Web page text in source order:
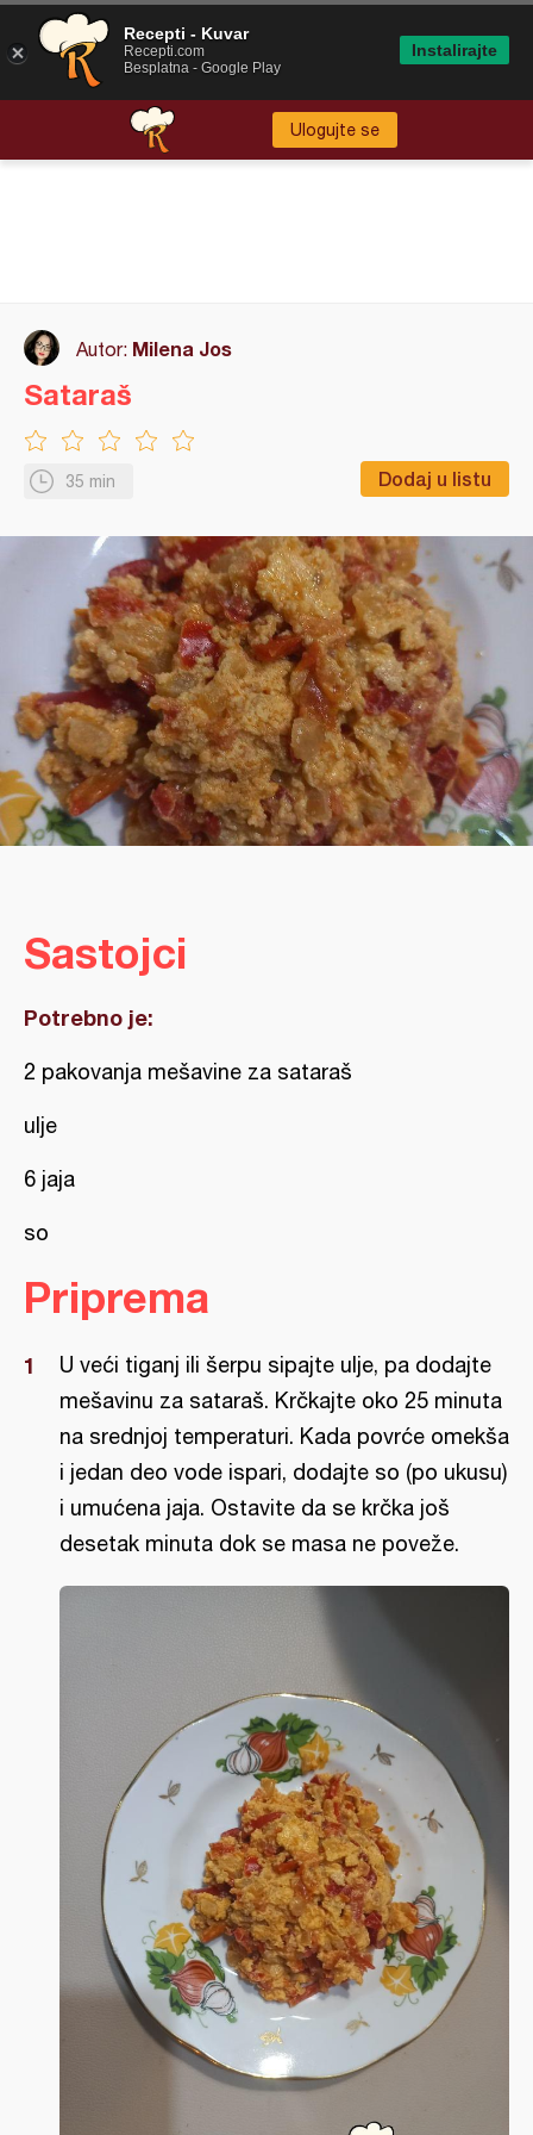
Ulogujte se
Autor: Milena Jos
35 min Dodaj u listu
Sataraš
Sastojci
Potrebno je:
2 pakovanja mešavine za sataraš
ulje
6 jaja
so
Priprema
U veći tiganj ili šerpu sipajte ulje, pa dodajte
mešavinu za sataraš. Krčkajte oko 25 minuta
na srednjoj temperaturi. Kada povrće omekša
i jedan deo vode ispari, dodajte so (po ukusu)
i umućena jaja. Ostavite da se krčka još
desetak minuta dok se masa ne poveže.
Recepti - Kuvar
Recepti.com
Besplatna - Google Play
Instalirajte